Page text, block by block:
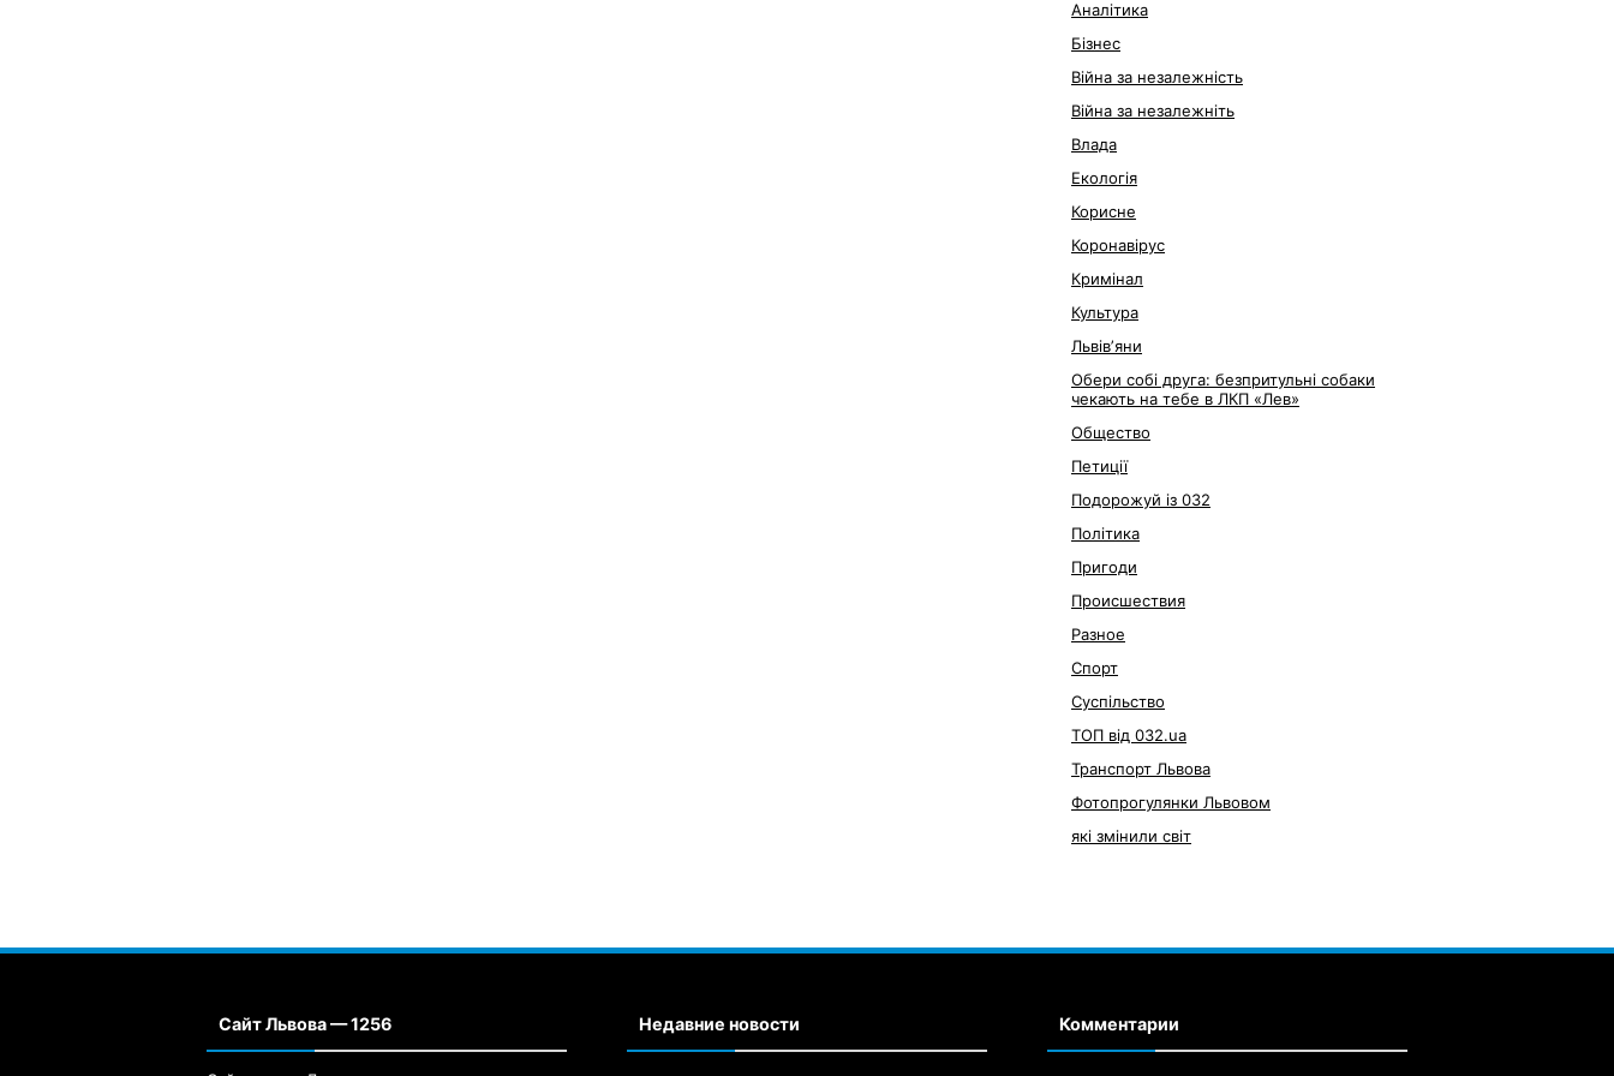
Аналітика
Бізнес
Війна за незалежність
Війна за незалежніть
Влада
Екологія
Корисне
Коронавірус
Кримінал
Культура
Львівʼяни
Обери собі друга: безпритульні собаки
чекають на тебе в ЛКП «Лев»
Общество
Петиції
Подорожуй із 032
Політика
Пригоди
Происшествия
Разное
Спорт
Суспільство
ТОП від 032.ua
Транспорт Львова
Фотопрогулянки Львовом
які змінили світ
Сайт Львова — 1256 Недавние новости Комментарии